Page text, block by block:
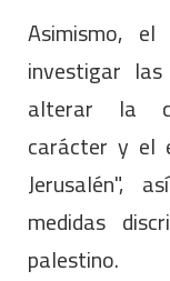
Asimismo,
investigar
alterar la
carácter y el
Jerusalén",
medidas
palestino.